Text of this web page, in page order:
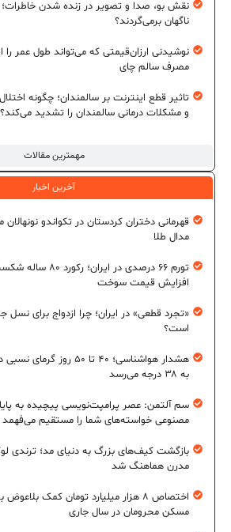
مهمترین مقالات
نقش بو، صدا و تصویر در زنده شدن
ناگهان برمی‌گردند؟
نوشیدنی ارزان‌قیمتی که می‌تواند طول عمر
مصرف سالم چای
تاثیر قطع اینترنت بر سالمندان؛ چگونه
و مشکلات درمانی سالمندان را تشدید می‌کند؟
آخرین اخبار
مدال طلا
تورم ۶۶ درصدی در
افزایش قیمت سوخت
«تجرد قطعی» در ایران؛ چرا ازدواج برای
است؟
هشدار هواشناسی؛ ۴۰ تا ۵۰
به ۳۸ درجه می‌رسد
سم آلتمن: عصر پرامپت‌نویسی پیچیده به
مصنوعی خواسته‌های شما را مستقیم می‌فهمد
بازگشت کیف‌های بزرگ به دنیای مد؛ ترندی
مدرن هماهنگ شد
اختصاص ۸ هزار میلیارد تومان کمک
مسکن محرومان در سال جاری